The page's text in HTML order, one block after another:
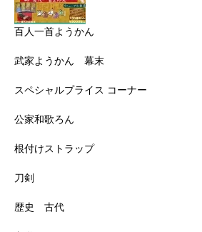
百人一首ようかん
武家ようかん 幕末
スペシャルプライス コーナー
公家和歌ろん
根付けストラップ
刀剣
歴史 古代